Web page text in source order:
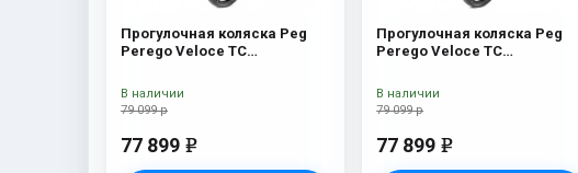
Прогулочная коляска Peg
Perego Veloce TC
Perego Veloce TC (Metal
New)
79 099 р
77 899 e
В наличии
Прогулочная коляска Peg
Perego Veloce TC
Perego Veloce TC (Pine Bark)
79 099 р
77 899 e
В наличии